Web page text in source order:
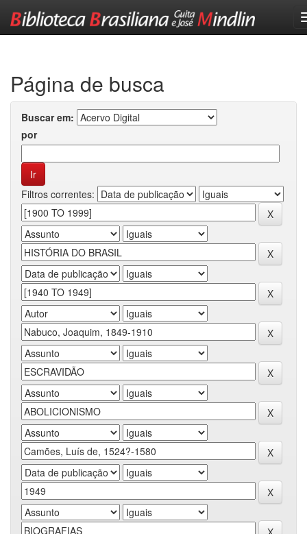
Página de busca
Buscar em:
por
Filtros correntes: